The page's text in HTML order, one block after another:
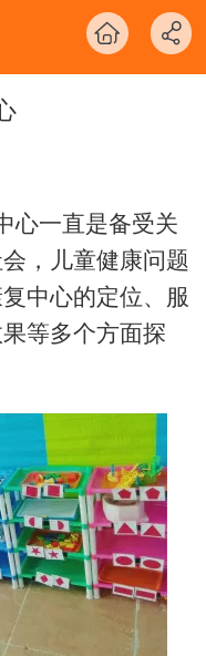
心一直是备受关
，儿童健康问题
中心的定位、服
等多个方面探